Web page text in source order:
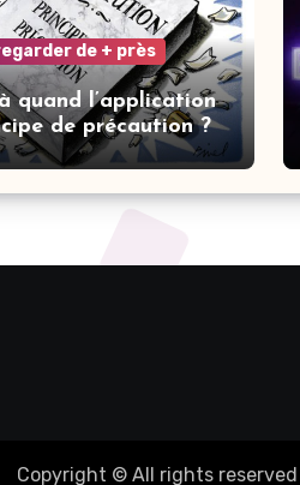
de + près
quand l’application
de précaution ?
Copyright © All rights reserved